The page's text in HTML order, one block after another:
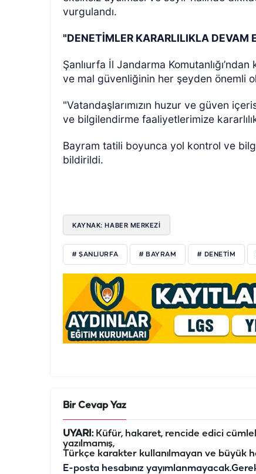
vurgulandı.
"DENETİMLER KARARLILIKLA DEVAM
Şanlıurfa İl Jandarma
ve mal güvenliğinin her şeyden önemli
"Vatandaşlarımızın huzur ve güven
ve bilgilendirme faaliyetlerimize
Bayram tatili boyunca yol kontrol ve
bildirildi.
KAYNAK: HABER MERKEZİ
# ŞANLIURFA # BAYRAM # DENETIM
Bir Cevap Yaz
UYARI:Küfür, hakaret, rencide edici
yazılmamış,
Türkçe karakter kullanılmayan ve büyük
E-posta hesabınız yayımlanmayacak.